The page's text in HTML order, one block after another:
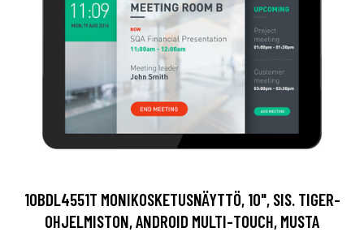
10BDL4551T MONIKOSKETUSNÄYTTÖ, 10", SIS. TIGER-
OHJELMISTON, ANDROID MULTI-TOUCH, MUSTA